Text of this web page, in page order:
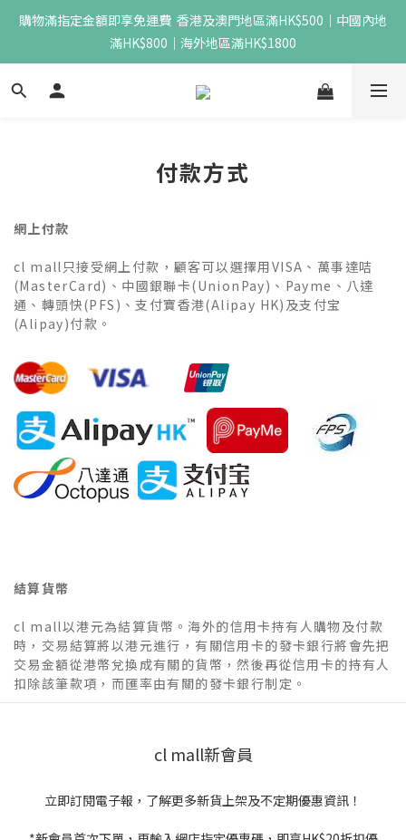
購物滿指定金額即享免運費  香港及澳門地區滿HK$500｜中國內地
滿HK$800｜海外地區滿HK$1800
付款方式
網上付款
cl mall只接受網上付款，顧客可以選擇用VISA、萬事達咭
(MasterCard)、中國銀聯卡(UnionPay)、 Payme、八達
通、轉頭快(PFS)、支付寶香港(Alipay HK)及支付宝
(Alipay)付款。
結算貨幣
cl mall以港元為結算貨幣。海外的信用卡持有人購物及付款
時，交易結算將以港元進行，有關信用卡的發卡銀行將會先把
交易金額從港幣兌換成有關的貨幣，然後再從信用卡的持有人
扣除該筆款項，而匯率由有關的發卡銀行制定。
cl mall新會員
立即訂閱電子報，了解更多新貨上架及不定期優惠資訊！